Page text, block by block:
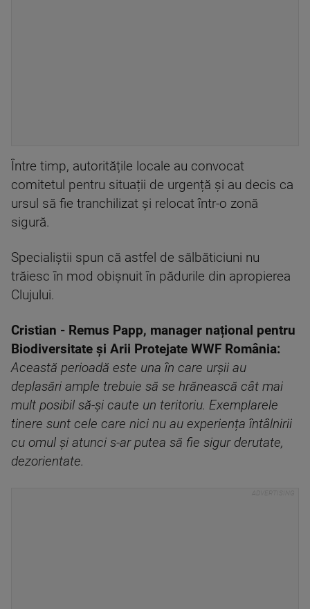
Între timp, autoritățile locale au convocat
comitetul pentru situații de urgență și au decis ca
ursul să fie tranchilizat și relocat într-o zonă
sigură.
Specialiștii spun că astfel de sălbăticiuni nu
trăiesc în mod obișnuit în pădurile din apropierea
Clujului.
Cristian - Remus Papp, manager național pentru
Biodiversitate și Arii Protejate WWF România:
Această perioadă este una în care urșii au
deplasări ample trebuie să se hrănească cât mai
mult posibil să-și caute un teritoriu. Exemplarele
tinere sunt cele care nici nu au experiența întâlnirii
cu omul și atunci s-ar putea să fie sigur derutate,
dezorientate.